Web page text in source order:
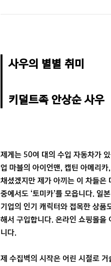
사우의 별별 취미
키덜트족 안상순 사우
제게는 50여 대의 수입 자동차가
업 마블의 아이언맨, 캡틴 아메리
채셨겠지만 제가 아끼는 이 차들은
중에서도 ‘토미카’를 모읍니다. 일
기업의 인기 캐릭터와 접목한 상품
해서 구입합니다. 온라인 쇼핑몰을
니다.
제 수집벽의 시작은 어린 시절로